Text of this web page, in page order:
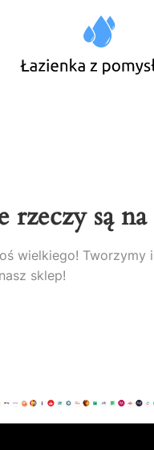
rzeczy są
wielkiego! Tworzymy
sklep!